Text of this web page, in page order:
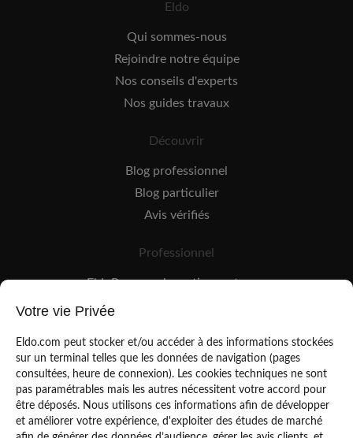
Eldo
Qui sommes-nous
Rejoindre notre équipe
Nos conseils d'experts
Nos guides travaux
Découvrir
Blog professionnel
Blog particulier
Avis vérifiés
Professionnel
EldoPro pour les artisans et pros
EldoNetwork pour les réseaux, marques et industriels
Votre vie Privée
Eldo.com peut stocker et/ou accéder à des informations stockées
sur un terminal telles que les données de navigation (pages
consultées, heure de connexion). Les cookies techniques ne sont
pas paramétrables mais les autres nécessitent votre accord pour
être déposés. Nous utilisons ces informations afin de développer
et améliorer votre expérience, d'exploiter des études de marché